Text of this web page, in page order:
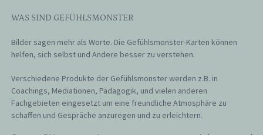
WAS SIND GEFÜHLSMONSTER
Bilder sagen mehr als Worte. Die Gefühlsmonster-Karten können
helfen, sich selbst und Andere besser zu verstehen.
Verschiedene Produkte der Gefühlsmonster werden z.B. in
Coachings, Mediationen, Pädagogik, und vielen anderen
Fachgebieten eingesetzt um eine freundliche Atmosphäre zu
schaffen und Gespräche anzuregen und zu erleichtern.